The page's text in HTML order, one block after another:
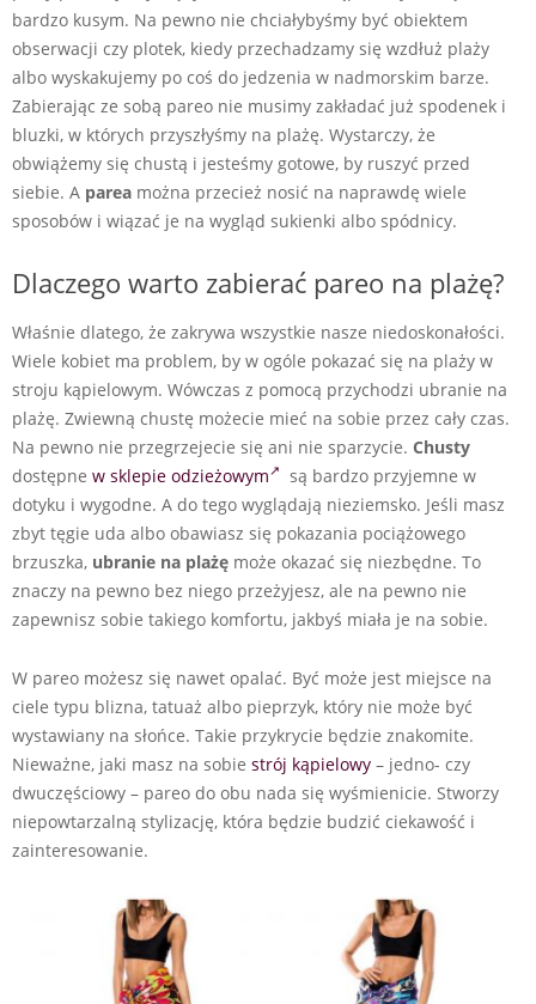
bardzo kusym. Na pewno nie chciałybyśmy być obiektem
obserwacji czy plotek, kiedy przechadzamy się wzdłuż plaży
albo wyskakujemy po coś do jedzenia w nadmorskim barze.
Zabierając ze sobą pareo nie musimy zakładać już spodenek i
bluzki, w których przyszłyśmy na plażę. Wystarczy, że
obwiążemy się chustą i jesteśmy gotowe, by ruszyć przed
siebie. A parea można przecież nosić na naprawdę wiele
sposobów i wiązać je na wygląd sukienki albo spódnicy.
Dlaczego warto zabierać pareo na plażę?
Właśnie dlatego, że zakrywa wszystkie nasze niedoskonałości.
Wiele kobiet ma problem, by w ogóle pokazać się na plaży w
stroju kąpielowym. Wówczas z pomocą przychodzi ubranie na
plażę. Zwiewną chustę możecie mieć na sobie przez cały czas.
Na pewno nie przegrzejecie się ani nie sparzycie. Chusty
dostępne w sklepie odzieżowym
są bardzo przyjemne w
dotyku i wygodne. A do tego wyglądają nieziemsko. Jeśli masz
zbyt tęgie uda albo obawiasz się pokazania pociążowego
brzuszka, ubranie na plażę może okazać się niezbędne. To
znaczy na pewno bez niego przeżyjesz, ale na pewno nie
zapewnisz sobie takiego komfortu, jakbyś miała je na sobie.
W pareo możesz się nawet opalać. Być może jest miejsce na
ciele typu blizna, tatuaż albo pieprzyk, który nie może być
wystawiany na słońce. Takie przykrycie będzie znakomite.
Nieważne, jaki masz na sobie strój kąpielowy – jedno- czy
dwuczęściowy – pareo do obu nada się wyśmienicie. Stworzy
niepowtarzalną stylizację, która będzie budzić ciekawość i
zainteresowanie.